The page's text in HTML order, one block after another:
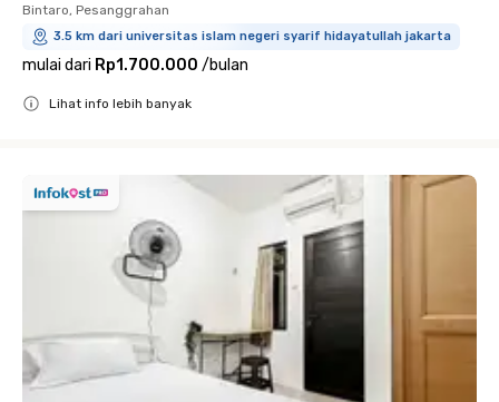
Bintaro, Pesanggrahan
3.5 km dari universitas islam negeri syarif hidayatullah jakarta
mulai dari Rp1.700.000 /bulan
Lihat info lebih banyak